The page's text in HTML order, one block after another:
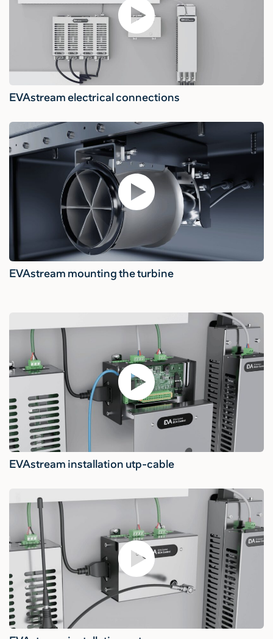
EVAstream electrical connections
EVAstream mounting the turbine
EVAstream installation utp-cable